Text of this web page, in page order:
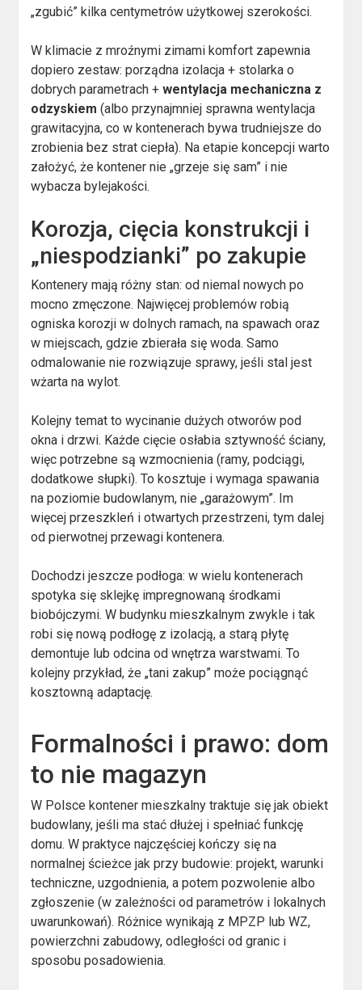
„zgubić” kilka centymetrów użytkowej szerokości.
W klimacie z mroźnymi zimami komfort zapewnia
dopiero zestaw: porządna izolacja + stolarka o
dobrych parametrach +wentylacja mechaniczna z
odzyskiem (albo przynajmniej sprawna wentylacja
grawitacyjna, co w kontenerach bywa trudniejsze do
zrobienia bez strat ciepła). Na etapie koncepcji warto
założyć, że kontener nie „grzeje się sam” i nie
wybacza bylejakości.
Korozja, cięcia konstrukcji i
„niespodzianki” po zakupie
Kontenery mają różny stan: od niemal nowych po
mocno zmęczone. Najwięcej problemów robią
ogniska korozji w dolnych ramach, na spawach oraz
w miejscach, gdzie zbierała się woda. Samo
odmalowanie nie rozwiązuje sprawy, jeśli stal jest
wżarta na wylot.
Kolejny temat to wycinanie dużych otworów pod
okna i drzwi. Każde cięcie osłabia sztywność ściany,
więc potrzebne są wzmocnienia (ramy, podciągi,
dodatkowe słupki). To kosztuje i wymaga spawania
na poziomie budowlanym, nie „garażowym”. Im
więcej przeszkleń i otwartych przestrzeni, tym dalej
od pierwotnej przewagi kontenera.
Dochodzi jeszcze podłoga: w wielu kontenerach
spotyka się sklejkę impregnowaną środkami
biobójczymi. W budynku mieszkalnym zwykle i tak
robi się nową podłogę z izolacją, a starą płytę
demontuje lub odcina od wnętrza warstwami. To
kolejny przykład, że „tani zakup” może pociągnąć
kosztowną adaptację.
Formalności i prawo: dom
to nie magazyn
W Polsce kontener mieszkalny traktuje się jak obiekt
budowlany, jeśli ma stać dłużej i spełniać funkcję
domu. W praktyce najczęściej kończy się na
normalnej ścieżce jak przy budowie: projekt, warunki
techniczne, uzgodnienia, a potem pozwolenie albo
zgłoszenie (w zależności od parametrów i lokalnych
uwarunkowań). Różnice wynikają z MPZP lub WZ,
powierzchni zabudowy, odległości od granic i
sposobu posadowienia.